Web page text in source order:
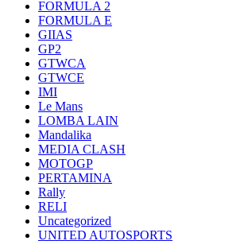
FORMULA 2
FORMULA E
GIIAS
GP2
GTWCA
GTWCE
IMI
Le Mans
LOMBA LAIN
Mandalika
MEDIA CLASH
MOTOGP
PERTAMINA
Rally
RELI
Uncategorized
UNITED AUTOSPORTS